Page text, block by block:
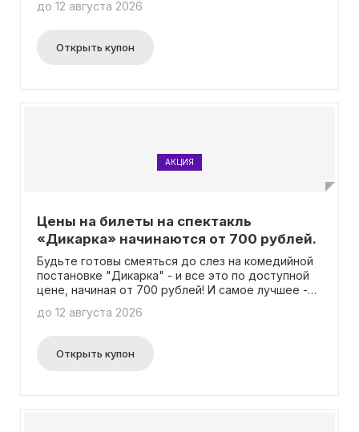
Таким образом, вы сможете насладиться
привлекательной цене. Не упустите возможность
посетить этот удивительный спектакль и
до 12 августа 2026
Открыть купон
АКЦИЯ
Цены на билеты на спектакль
«Дикарка» начинаются от 700 рублей.
Будьте готовы смеяться до слез на комедийной
постановке "Дикарка" - и все это по доступной
цене, начиная от 700 рублей! И самое лучшее -
получить такую отличную скидку.
до 12 августа 2026
Открыть купон